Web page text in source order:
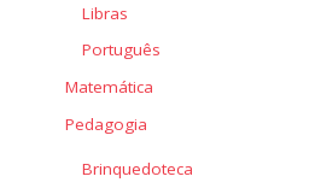
Libras
Português
Matemática
Pedagogia
Brinquedoteca